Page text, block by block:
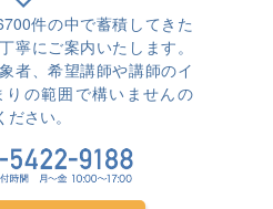
件の中で蓄積してきた
寧にご案内いたします。
者、希望講師や講師のイ
りの範囲で構いませんの
さい。